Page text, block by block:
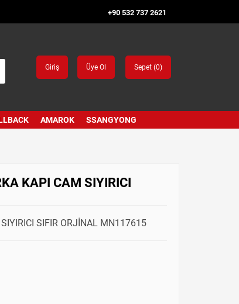
+90 532 737 2621
Giriş Üye Ol Sepet (0)
AMAROK SSANGYONG
KAPI CAM SIYIRICI
SIFIR ORJİNAL MN117615